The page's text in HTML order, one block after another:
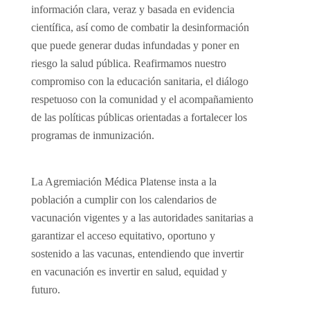
información clara, veraz y basada en evidencia
científica, así como de combatir la desinformación
que puede generar dudas infundadas y poner en
riesgo la salud pública. Reafirmamos nuestro
compromiso con la educación sanitaria, el diálogo
respetuoso con la comunidad y el acompañamiento
de las políticas públicas orientadas a fortalecer los
programas de inmunización.
La Agremiación Médica Platense insta a la
población a cumplir con los calendarios de
vacunación vigentes y a las autoridades sanitarias a
garantizar el acceso equitativo, oportuno y
sostenido a las vacunas, entendiendo que invertir
en vacunación es invertir en salud, equidad y
futuro.